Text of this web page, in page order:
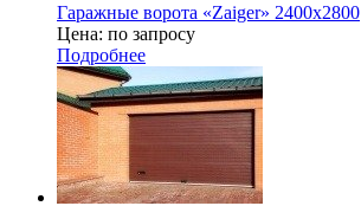
Гаражные ворота «Zaiger» 2400x2800
Цена: по запросу
Подробнее